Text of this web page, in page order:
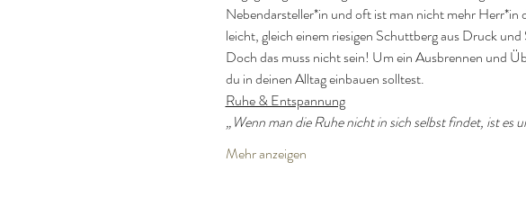
Nebendarsteller*in und oft ist man nicht mehr Herr*in
leicht, gleich einem riesigen Schuttberg aus Druck
Doch das muss nicht sein! Um ein Ausbrennen und
du in deinen Alltag einbauen solltest.
Ruhe & Entspannung
„Wenn man die Ruhe nicht in sich selbst findet, ist es
Mehr anzeigen